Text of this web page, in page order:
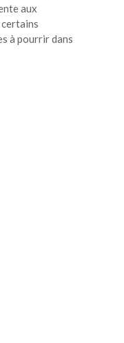
aux
certains
à pourrir dans